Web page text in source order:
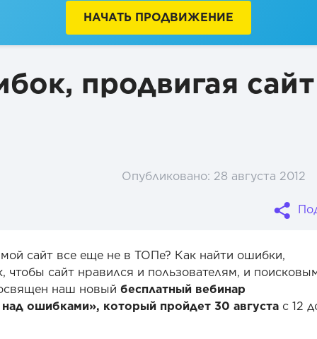
НАЧАТЬ ПРОДВИЖЕНИЕ
продвигая сайт
Опубликовано: 28 августа 2012
сайт все еще не в ТОПе? Как найти ошибки,
сайт нравился и пользователям, и
наш новый бесплатный вебинар
над ошибками», который пройдет 30 августа с 12